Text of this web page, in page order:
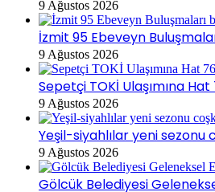
9 Ağustos 2026
İzmit 95 Ebeveyn
9 Ağustos 2026
Sepetçi TOKİ Ulaşımına Hat
9 Ağustos 2026
Yeşil-siyahlılar yeni sezonu
9 Ağustos 2026
Gölcük Belediyesi